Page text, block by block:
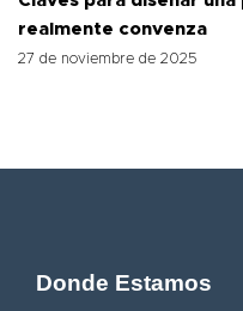
realmente convenza
27 de noviembre de 2025
Donde Estamos